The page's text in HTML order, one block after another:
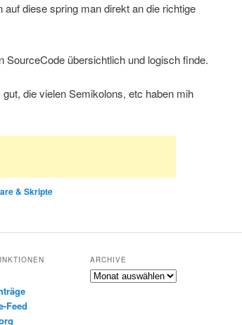
diese spring man direkt an die richtige
SourceCode übersichtlich und logisch finde.
die vielen Semikolons, etc haben mih
& Skripte
Feed
ARCHIVE
Archive